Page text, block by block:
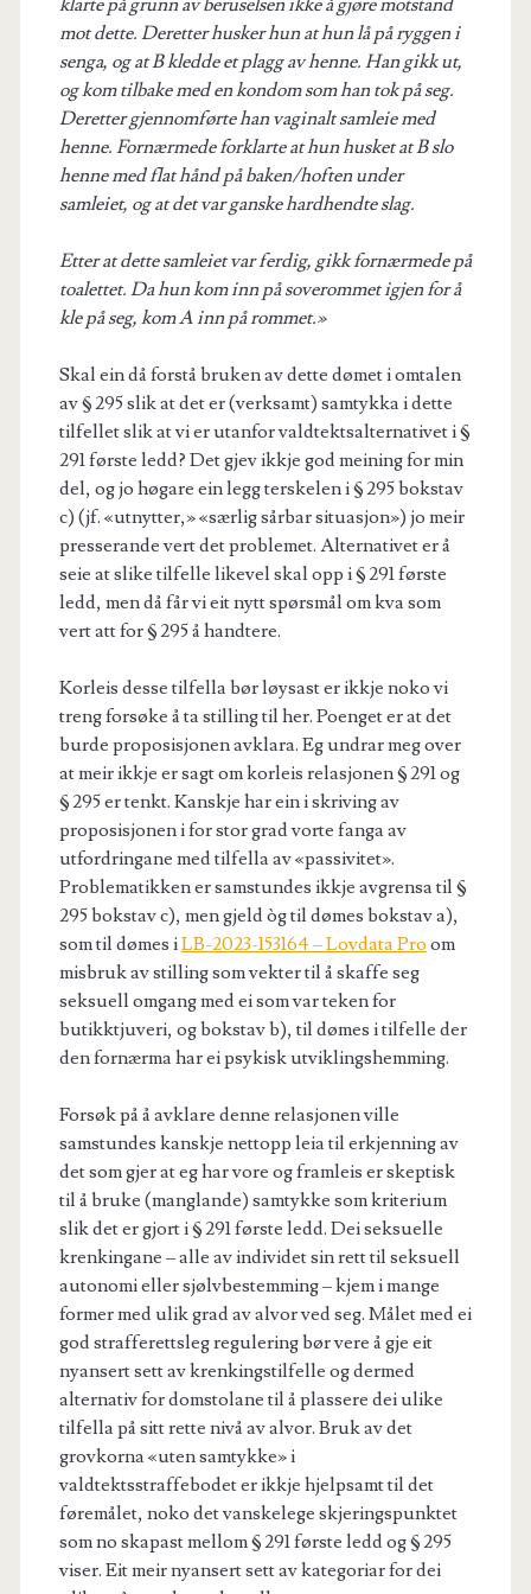
klarte på grunn av beruselsen ikke å gjøre motstand
mot dette. Deretter husker hun at hun lå på ryggen i
senga, og at B kledde et plagg av henne. Han gikk ut,
og kom tilbake med en kondom som han tok på seg.
Deretter gjennomførte han vaginalt samleie med
henne. Fornærmede forklarte at hun husket at B slo
henne med flat hånd på baken/hoften under
samleiet, og at det var ganske hardhendte slag.
Etter at dette samleiet var ferdig, gikk fornærmede på
toalettet. Da hun kom inn på soverommet igjen for å
kle på seg, kom A inn på rommet.»
Skal ein då forstå bruken av dette dømet i omtalen
av § 295 slik at det er (verksamt) samtykka i dette
tilfellet slik at vi er utanfor valdtektsalternativet i §
291 første ledd? Det gjev ikkje god meining for min
del, og jo høgare ein legg terskelen i § 295 bokstav
c) (jf. «utnytter,» «særlig sårbar situasjon») jo meir
presserande vert det problemet. Alternativet er å
seie at slike tilfelle likevel skal opp i § 291 første
ledd, men då får vi eit nytt spørsmål om kva som
vert att for § 295 å handtere.
Korleis desse tilfella bør løysast er ikkje noko vi
treng forsøke å ta stilling til her. Poenget er at det
burde proposisjonen avklara. Eg undrar meg over
at meir ikkje er sagt om korleis relasjonen § 291 og
§ 295 er tenkt. Kanskje har ein i skriving av
proposisjonen i for stor grad vorte fanga av
utfordringane med tilfella av «passivitet».
Problematikken er samstundes ikkje avgrensa til §
295 bokstav c), men gjeld òg til dømes bokstav a),
som til dømes iLB-2023-153164 – Lovdata Pro om
misbruk av stilling som vekter til å skaffe seg
seksuell omgang med ei som var teken for
butikktjuveri, og bokstav b), til dømes i tilfelle der
den fornærma har ei psykisk utviklingshemming.
Forsøk på å avklare denne relasjonen ville
samstundes kanskje nettopp leia til erkjenning av
det som gjer at eg har vore og framleis er skeptisk
til å bruke (manglande) samtykke som kriterium
slik det er gjort i § 291 første ledd. Dei seksuelle
krenkingane – alle av individet sin rett til seksuell
autonomi eller sjølvbestemming – kjem i mange
former med ulik grad av alvor ved seg. Målet med ei
god strafferettsleg regulering bør vere å gje eit
nyansert sett av krenkingstilfelle og dermed
alternativ for domstolane til å plassere dei ulike
tilfella på sitt rette nivå av alvor. Bruk av det
grovkorna «uten samtykke» i
valdtektsstraffebodet er ikkje hjelpsamt til det
føremålet, noko det vanskelege skjeringspunktet
som no skapast mellom § 291 første ledd og § 295
viser. Eit meir nyansert sett av kategoriar for dei